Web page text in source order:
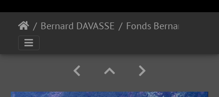
Bernard DAVASSE